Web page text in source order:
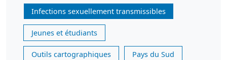
Infections sexuellement transmissibles
Jeunes et étudiants
Outils cartographiques Pays du Sud